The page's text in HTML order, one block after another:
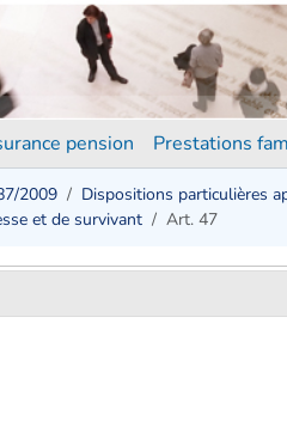
pension Prestations
2009
Dispositions particulières
et de survivant
Art. 47